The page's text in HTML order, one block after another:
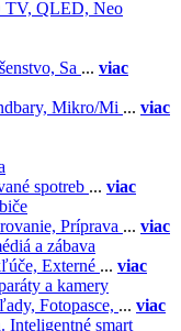
TV, QLED, Neo
Sa ... viac
Mikro/Mi ... viac
spotreb ... viac
Príprava ... viac
a zábava
Externé ... viac
a kamery
Fotopasce, ... viac
Inteligentné smart